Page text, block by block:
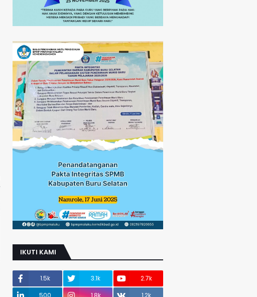
IKUTI KAMI
1.5k 3.1k
2.7k
500
1.8k 1.2k